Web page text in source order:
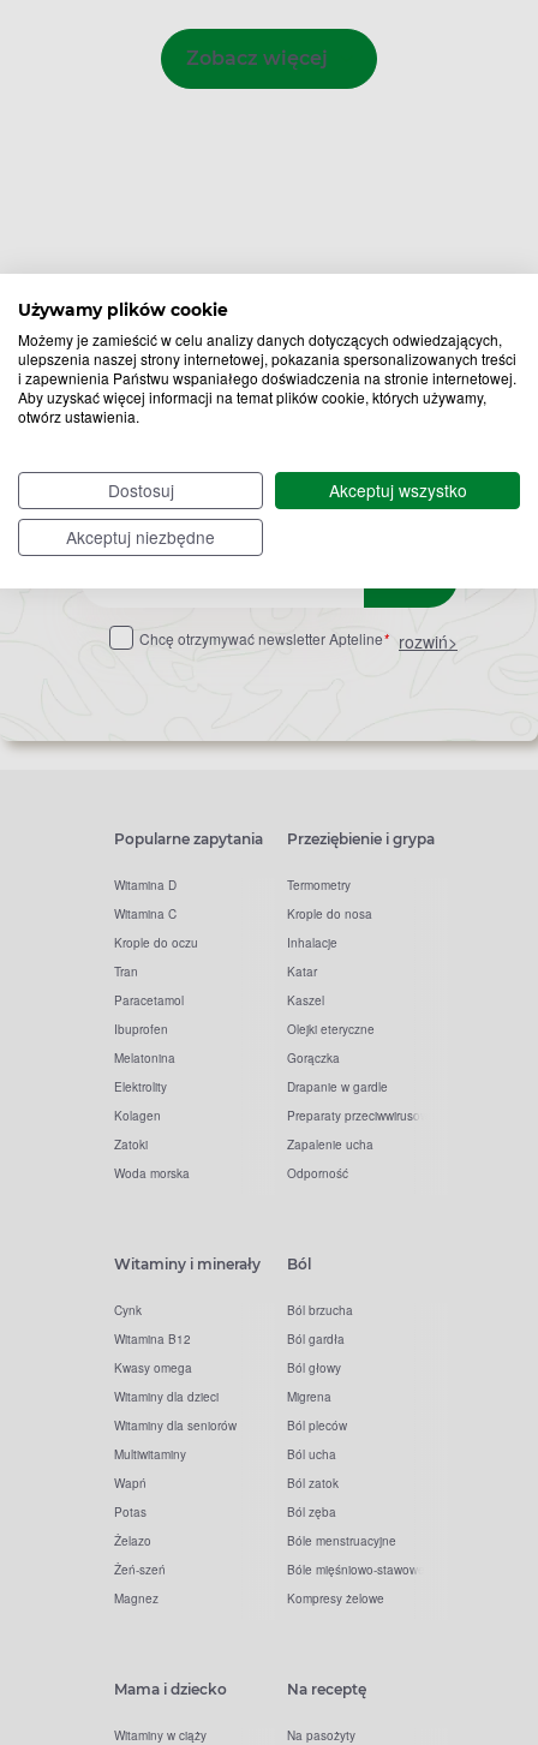
Używamy plików cookie
Możemy je zamieścić w celu analizy danych dotyczących odwiedzających,
ulepszenia naszej strony internetowej, pokazania spersonalizowanych treści
i zapewnienia Państwu wspaniałego doświadczenia na stronie internetowej.
Aby uzyskać więcej informacji na temat plików cookie, których używamy,
otwórz ustawienia.
Dostosuj
Akceptuj wszystko
Akceptuj niezbędne
Zobacz więcej
Bądź na bieżąco,
zapisz się na nasz newsletter!
Zapisz
do
Chcę otrzymywać newsletter Apteline* rozwiń>
Popularne zapytania
Witamina D
Witamina C
Krople do oczu
Tran
Paracetamol
Ibuprofen
Melatonina
Elektrolity
Kolagen
Zatoki
Woda morska
Przeziębienie i grypa
Termometry
Krople do nosa
Inhalacje
Katar
Kaszel
Olejki eteryczne
Gorączka
Drapanie w gardle
Preparaty przeciwwirusowe
Zapalenie ucha
Odporność
Witaminy i minerały
Cynk
Witamina B12
Kwasy omega
Witaminy dla dzieci
Witaminy dla seniorów
Multiwitaminy
Wapń
Potas
Żelazo
Żeń-szeń
Magnez
Ból
Ból brzucha
Ból gardła
Ból głowy
Migrena
Ból pleców
Ból ucha
Ból zatok
Ból zęba
Bóle menstruacyjne
Bóle mięśniowo-stawowe
Kompresy żelowe
Mama i dziecko
Witaminy w ciąży
Na receptę
Na pasożyty